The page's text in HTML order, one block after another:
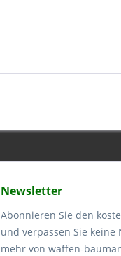
Newsletter
Abonnieren Sie den
und verpassen Sie keine
mehr von waffen-